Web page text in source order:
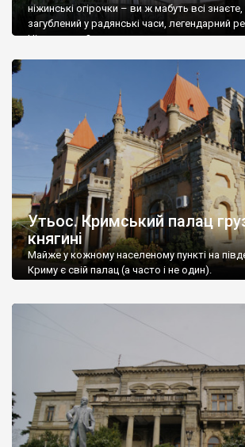
ніжинські огірочки – ви ж мабуть всі
загублений у радянські часи, легендарний
Ніжин греки?
Утьос. Кримський палац
княгині
Майже у кожному населеному пункті на
Криму є свій палац (а часто і не один).